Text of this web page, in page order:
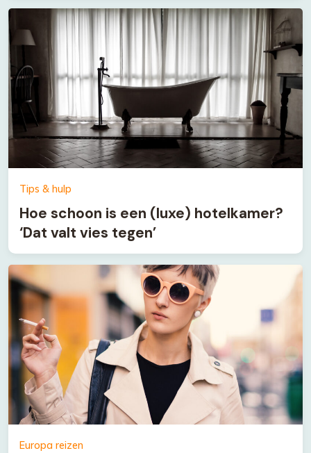
Tips & hulp
Hoe schoon is een (luxe) hotelkamer?
‘Dat valt vies tegen’
Europa reizen